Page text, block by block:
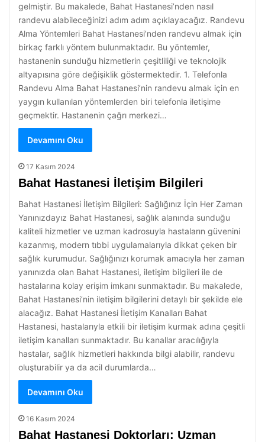
gelmiştir. Bu makalede, Bahat Hastanesi’nden nasıl
randevu alabileceğinizi adım adım açıklayacağız. Randevu
Alma Yöntemleri Bahat Hastanesi’nden randevu almak için
birkaç farklı yöntem bulunmaktadır. Bu yöntemler,
hastanenin sunduğu hizmetlerin çeşitliliği ve teknolojik
altyapısına göre değişiklik göstermektedir. 1. Telefonla
Randevu Alma Bahat Hastanesi’nin randevu almak için en
yaygın kullanılan yöntemlerden biri telefonla iletişime
geçmektir. Hastanenin çağrı merkezi…
Devamını Oku
17 Kasım 2024
Bahat Hastanesi İletişim Bilgileri
Bahat Hastanesi İletişim Bilgileri: Sağlığınız İçin Her Zaman
Yanınızdayız Bahat Hastanesi, sağlık alanında sunduğu
kaliteli hizmetler ve uzman kadrosuyla hastaların güvenini
kazanmış, modern tıbbi uygulamalarıyla dikkat çeken bir
sağlık kurumudur. Sağlığınızı korumak amacıyla her zaman
yanınızda olan Bahat Hastanesi, iletişim bilgileri ile de
hastalarına kolay erişim imkanı sunmaktadır. Bu makalede,
Bahat Hastanesi’nin iletişim bilgilerini detaylı bir şekilde ele
alacağız. Bahat Hastanesi İletişim Kanalları Bahat
Hastanesi, hastalarıyla etkili bir iletişim kurmak adına çeşitli
iletişim kanalları sunmaktadır. Bu kanallar aracılığıyla
hastalar, sağlık hizmetleri hakkında bilgi alabilir, randevu
oluşturabilir ya da acil durumlarda…
Devamını Oku
16 Kasım 2024
Bahat Hastanesi Doktorları: Uzman